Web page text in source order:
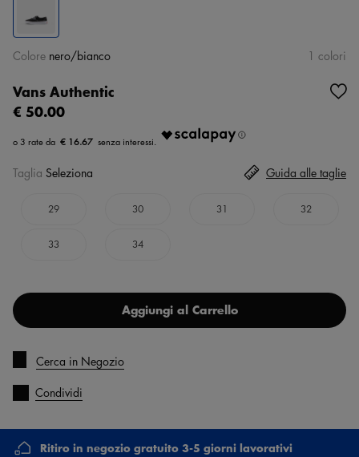
Vans Authentic
€ 50.00
€ 16.67
Colore nero/bianco 1 colori
Taglia Seleziona
29 30 31 32
33 34
Guida alle taglie
Aggiungi al Carrello
Cerca in Negozio
Condividi
Ritiro in negozio gratuito 3-5 giorni lavorativi